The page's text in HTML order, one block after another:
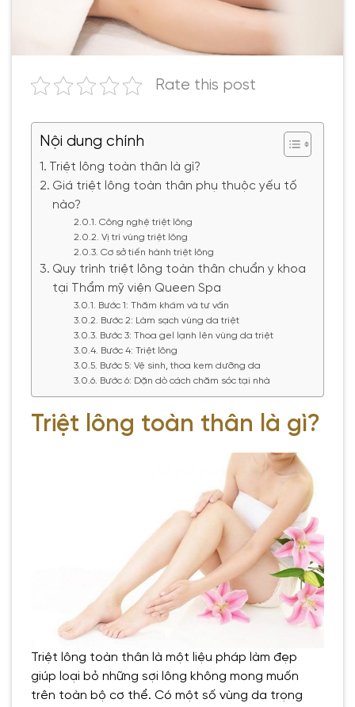
Rate this post
Nội dung chính
Triệt lông toàn thân là gì?
Giá triệt lông toàn thân phụ thuộc yếu tố
nào?
Công nghệ triệt lông
Vị trí vùng triệt lông
Cơ sở tiến hành triệt lông
Quy trình triệt lông toàn thân chuẩn y khoa
tại Thẩm mỹ viện Queen Spa
Bước 1: Thăm khám và tư vấn
Bước 2: Làm sạch vùng da triệt
Bước 3: Thoa gel lạnh lên vùng da triệt
Bước 4: Triệt lông
Bước 5: Vệ sinh, thoa kem dưỡng da
Bước 6: Dặn dò cách chăm sóc tại nhà
Triệt lông toàn thân là gì?
Triệt lông toàn thân là một liệu pháp làm đẹp
giúp loại bỏ những sợi lông không mong muốn
trên toàn bộ cơ thể. Có một số vùng da trọng